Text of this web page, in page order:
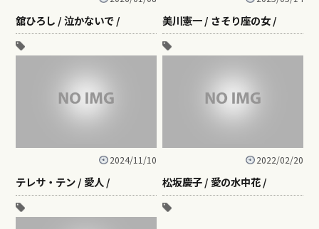
舘ひろし / 泣かないで / 美川憲一 / さそり座の女 /
2024/11/10
テレサ・テン / 愛人 /
2022/02/20
松坂慶子 / 愛の水中花 /